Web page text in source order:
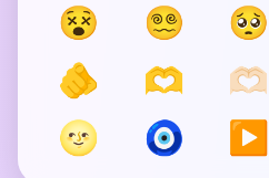
😵
😵‍💫 🥺
🫵
🫶 🫶🏻
🌝
🧿 ▶️